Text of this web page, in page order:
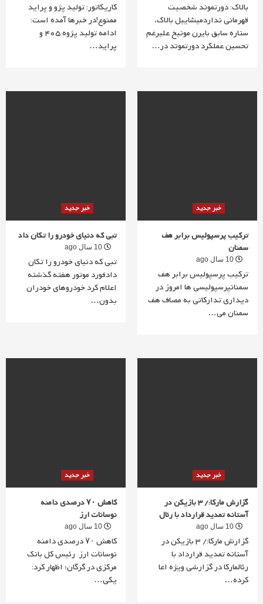
کاریکاتور: تولید پژو و پراید
ممنوع!در خبرها آمده است:
ادامه تولید پژوه 405 و
پراید…
بالاک: دورتموند شخصیت
قهرمانی نداردمیشاییل بالاک،
ستاره سابق بایرن مونیخ علیرغم
تحسین عملکرد دورتموند در…
خبر جدید
تبی که دنیای خودرو را تکان داد
تبی که دنیای خودرو را تکان
دادفورد موتور هفته گذشته
اعلام کرد خودروهای خودران
بدون…
خبر جدید
ترکیب پرسپولیس برابر هف
سمنان
ترکیب پرسپولیس برابر هف
سمنانپرسپولیسى ها امروز در
دیدارى تدارکاتى به مصاف هف
سمنان مى…
خبر جدید
کاهش ۷۰ درصدی دامنه
نوسانات ارز
کاهش ۷۰ درصدی دامنه
نوسانات ارز رئیس کل بانک
مرکزی در گرگان؛ اظهار کرد:
یکی…
خبر جدید
گزارش مارکا:/ 3 بازیکن در
آستانه تمدید قرارداد با رئال
گزارش مارکا:/ 3 بازیکن در
آستانه تمدید قرارداد با
رئالمارکا در گزارشی ویژه اعا
کرده…